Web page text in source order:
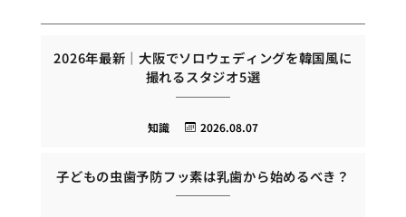
2026年最新｜大阪でソロウェディングを韓国風に
撮れるスタジオ5選
2026.08.07
知識
子どもの虫歯予防フッ素は乳歯から始めるべき？